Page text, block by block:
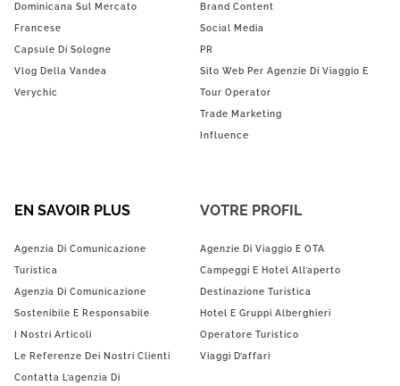
Dominicana Sul Mercato
Francese
Capsule Di Sologne
Vlog Della Vandea
Verychic
Brand Content
Social Media
PR
Sito Web Per Agenzie Di Viaggio E
Tour Operator
Trade Marketing
Influence
EN SAVOIR PLUS
Agenzia Di Comunicazione
Turistica
Agenzia Di Comunicazione
Sostenibile E Responsabile
I Nostri Articoli
Le Referenze Dei Nostri Clienti
Contatta L’agenzia Di
VOTRE PROFIL
Agenzie Di Viaggio E OTA
Campeggi E Hotel All’aperto
Destinazione Turistica
Hotel E Gruppi Alberghieri
Operatore Turistico
Viaggi D’affari